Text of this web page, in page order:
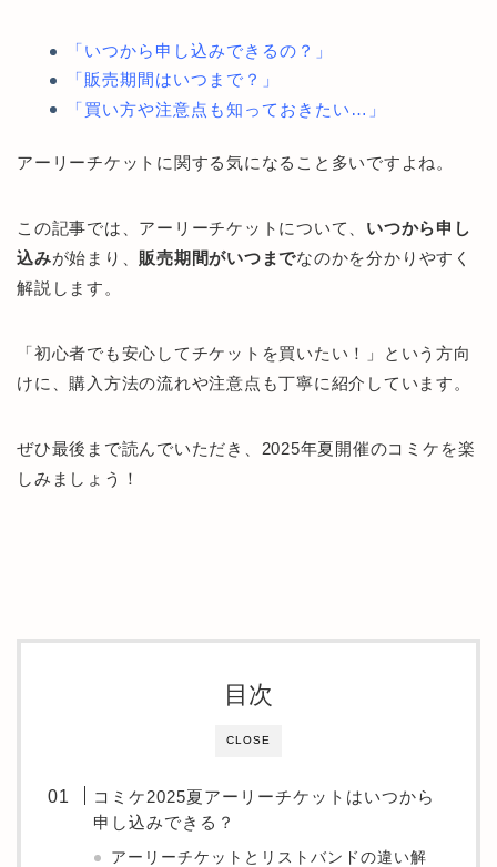
「いつから申し込みできるの？」
「販売期間はいつまで？」
「買い方や注意点も知っておきたい…」
アーリーチケットに関する気になること多いですよね。
この記事では、アーリーチケットについて、 いつから申し
込みが始まり、 販売期間がいつまでなのかを分かりやすく
解説します。
「初心者でも安心してチケットを買いたい！」という方向
けに、購入方法の流れや注意点も丁寧に紹介しています。
ぜひ最後まで読んでいただき、2025年夏開催のコミケを楽
しみましょう！
CLOSE
目次
コミケ2025夏アーリーチケットはいつから
申し込みできる？
アーリーチケットとリストバンドの違い解